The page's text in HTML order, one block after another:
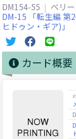
DM154-55 ベリ
DM-15 「転生編 第
ヒドゥン・ギア)」
カード概要